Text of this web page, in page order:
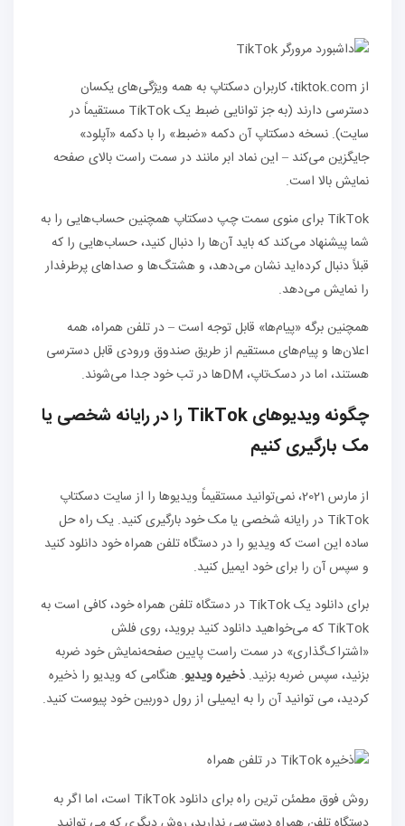
از tiktok.com، کاربران دسکتاپ به همه ویژگی‌های یکسان
دسترسی دارند (به جز توانایی ضبط یک TikTok مستقیماً در
سایت). نسخه دسکتاپ آن دکمه «ضبط» را با دکمه «آپلود»
جایگزین می‌کند – این نماد ابر مانند در سمت راست بالای صفحه
نمایش بالا است.
TikTok برای منوی سمت چپ دسکتاپ همچنین حساب‌هایی را به
شما پیشنهاد می‌کند که باید آن‌ها را دنبال کنید، حساب‌هایی را که
قبلاً دنبال کرده‌اید نشان می‌دهد، و هشتگ‌ها و صداهای پرطرفدار
را نمایش می‌دهد.
همچنین برگه «پیام‌ها» قابل توجه است – در تلفن همراه، همه
اعلان‌ها و پیام‌های مستقیم از طریق صندوق ورودی قابل دسترسی
هستند، اما در دسک‌تاپ، DM‌ها در تب خود جدا می‌شوند.
چگونه ویدیوهای TikTok را در رایانه شخصی یا
مک بارگیری کنیم
از مارس 2021، نمی‌توانید مستقیماً ویدیوها را از سایت دسکتاپ
TikTok در رایانه شخصی یا مک خود بارگیری کنید. یک راه حل
ساده این است که ویدیو را در دستگاه تلفن همراه خود دانلود کنید
و سپس آن را برای خود ایمیل کنید.
برای دانلود یک TikTok در دستگاه تلفن همراه خود، کافی است به
TikTok که می‌خواهید دانلود کنید بروید، روی فلش
«اشتراک‌گذاری» در سمت راست پایین صفحه‌نمایش خود ضربه
بزنید، سپس ضربه بزنید. ذخیره ویدیو. هنگامی که ویدیو را ذخیره
کردید، می توانید آن را به ایمیلی از رول دوربین خود پیوست کنید.
روش فوق مطمئن ترین راه برای دانلود TikTok است، اما اگر به